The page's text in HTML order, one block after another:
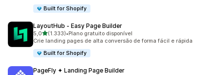
Built for Shopify
LayoutHub ‑ Easy Page Builder
5,0de 5 estrelas
(1.333)
1333 avaliações ao todo
•Plano gratuito disponível
Crie landing pages de alta conversão de forma fácil e rápida
Built for Shopify
PageFly ✦ Landing Page Builder